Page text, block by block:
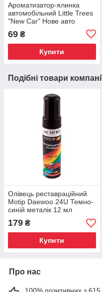
Ароматизатор-ялинка
автомобільний Little Trees
"New Car" Нове авто
69 ₴
Купити
Подібні товари
Олівець реставраційний
Motip Daewoo 24U Темно-
синій металік 12 мл
179 ₴
Купити
Про нас